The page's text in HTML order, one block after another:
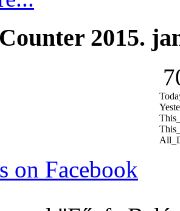
2015.
on Facebook